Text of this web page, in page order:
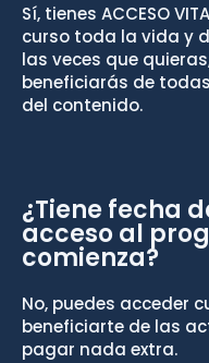
Sí, tienes ACCESO
curso toda la vida y
las veces que
beneficiarás de
del contenido.
¿Tiene fecha
acceso al
comienza?
No, puedes acceder
beneficiarte de las
pagar nada extra.